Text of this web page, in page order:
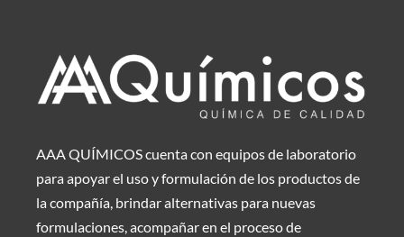
AAA QUÍMICOS cuenta con equipos de laboratorio
para apoyar el uso y formulación de los productos de
la compañía, brindar alternativas para nuevas
formulaciones, acompañar en el proceso de